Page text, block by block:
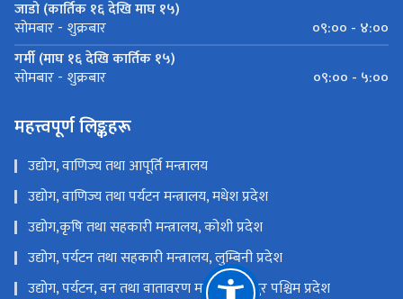
जाडो (कार्तिक १६ देखि माघ १५)
सोमबार - शुक्रबार
०९:०० - ४:००
गर्मी (माघ १६ देखि कार्तिक १५)
सोमबार - शुक्रबार ०९:०० - ५:००
महत्त्वपूर्ण लिङ्कहरू
उद्योग, वाणिज्य तथा आपूर्ति मन्त्रालय
उद्योग, वाणिज्य तथा पर्यटन मन्त्रालय, मधेश प्रदेश
उद्योग,कृषि तथा सहकारी मन्त्रालय, कोशी प्रदेश
उद्योग, पर्यटन तथा सहकारी मन्त्रालय, लुम्बिनी प्रदेश
उद्योग, पर्यटन, वन तथा वातावरण मन्त्रालय, सुदुर पश्चिम प्रदेश